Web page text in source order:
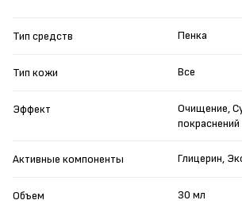
Тип средств Пенка
Тип кожи Все
Эффект
Очищение,
покраснений
Активные компоненты Глицерин,
Объем 30 мл